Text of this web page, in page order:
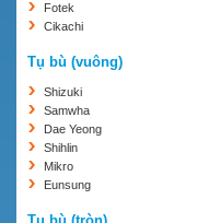
Fotek
Cikachi
Tụ bù (vuông)
Shizuki
Samwha
Dae Yeong
Shihlin
Mikro
Eunsung